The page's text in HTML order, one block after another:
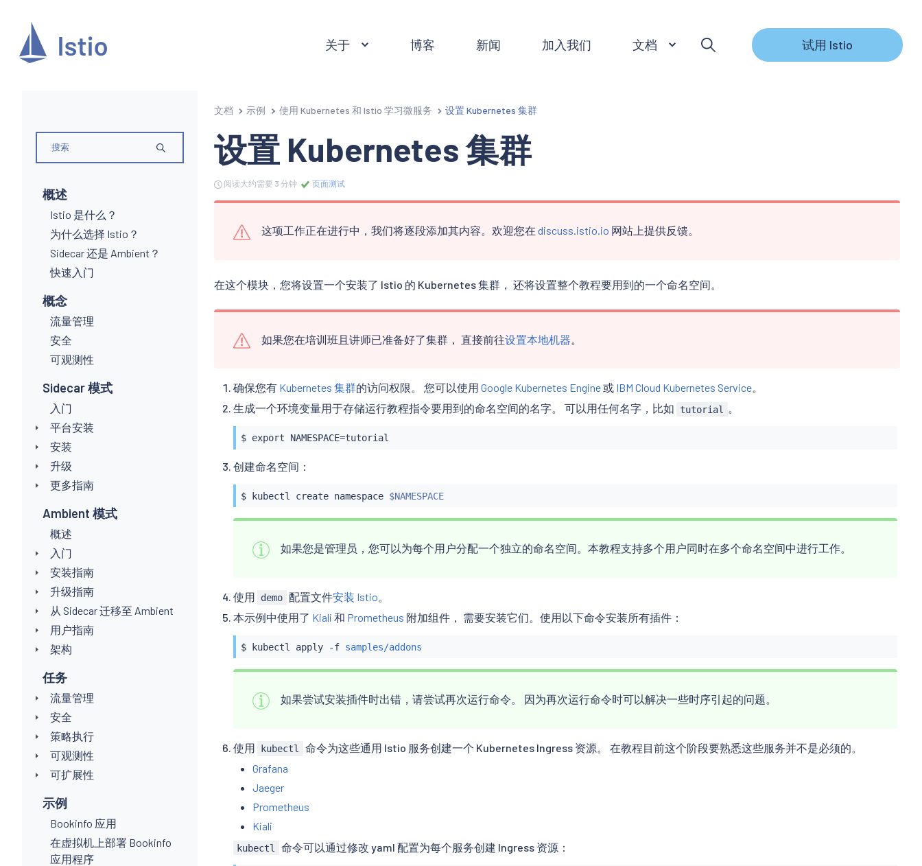
关于 博客 新闻 加入我们 文档 试用 Istio
概述
Istio 是什么？
为什么选择 Istio？
Sidecar 还是 Ambient？
快速入门
概念
流量管理
安全
可观测性
Sidecar 模式
入门
平台安装
安装
升级
更多指南
Ambient 模式
概述
入门
安装指南
升级指南
从 Sidecar 迁移至 Ambient
用户指南
架构
任务
流量管理
安全
策略执行
可观测性
可扩展性
示例
Bookinfo 应用
在虚拟机上部署 Bookinfo
应用程序
文档 示例 使用 Kubernetes 和 Istio 学习微服务 设置 Kubernetes 集群
设置 Kubernetes 集群
阅读大约需要 3 分钟 页面测试
这项工作正在进行中，我们将逐段添加其内容。欢迎您在 discuss.istio.io 网站上提供反馈。
在这个模块，您将设置一个安装了 Istio 的 Kubernetes 集群， 还将设置整个教程要用到的一个命名空间。
如果您在培训班且讲师已准备好了集群， 直接前往设置本地机器
确保您有 Kubernetes 集群的访问权限。 您可以使用 Google Kubernetes Engine或 IBM Cloud Kubernetes Service。
生成一个环境变量用于存储运行教程指令要用到的命名空间的名字。 可以用任何名字，比如
tutorial 。
$ export NAMESPACE=
创建命名空间：
$ kubectl create namespace $NAMESPACE
如果您是管理员，您可以为每个用户分配一个独立的命名空间。本教程支持多个用户同时在多个命名空间中进行工作。
使用 demo 配置文件安装 Istio。
本示例中使用了 Kiali 和 Prometheus 附加组件， 需要安装它们。使用以下命令安装所有插件：
$ kubectl apply -f samples/addons
如果尝试安装插件时出错，请尝试再次运行命令。 因为再次运行命令时可以解决一些时序引起的问题。
使用 kubectl
命令为这些通用 Istio 服务创建一个 Kubernetes Ingress 资源。 在教程目前这个阶段要熟悉这些服务并不是必须的。
Grafana
Jaeger
Prometheus
Kiali
kubectl 命令可以通过修改 yaml 配置为每个服务创建 Ingress 资源：